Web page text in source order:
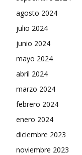
agosto 2024
julio 2024
junio 2024
mayo 2024
abril 2024
marzo 2024
febrero 2024
enero 2024
diciembre 2023
noviembre 2023